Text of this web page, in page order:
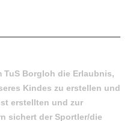
TuS Borgloh die Erlaubnis,
Kindes zu erstellen und
erstellten und zur
sichert der Sportler/die